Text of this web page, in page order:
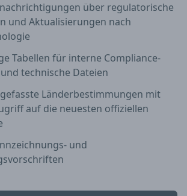
über regulatorische
und Aktualisierungen nach
Tabellen für interne Compliance-
technische Dateien
Länderbestimmungen mit
auf die neuesten offiziellen
und